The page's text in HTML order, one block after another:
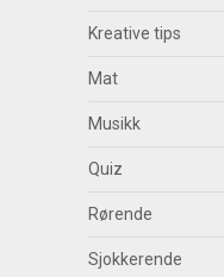
Kreative tips
Mat
Musikk
Quiz
Rørende
Sjokkerende